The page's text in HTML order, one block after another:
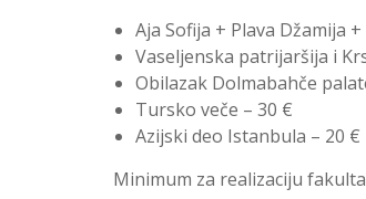
Aja Sofija + Plava Džamija
Vaseljenska patrijaršija i
Obilazak Dolmabahče
Tursko veče – 30 €
Azijski deo Istanbula – 20 €
Minimum za realizaciju